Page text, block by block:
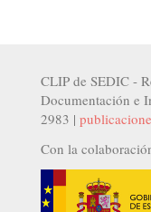
CLIP de SEDIC -
Documentación e
2983 |
Con la